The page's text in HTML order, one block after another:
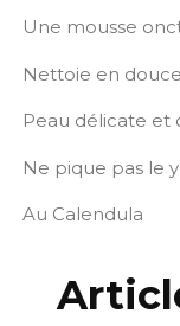
Une mousse
Nettoie en
Peau délicate et
Ne pique pas le
Au Calendula